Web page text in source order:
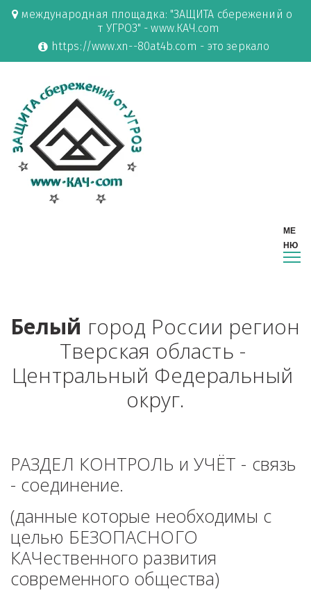
международная площадка: "ЗАЩИТА сбережений о
т УГРОЗ" - www.КАЧ.com
https://www.xn--80at4b.com - это зеркало
Белый город России регион
Тверская область -
Центральный Федеральный
округ.
РАЗДЕЛ КОНТРОЛЬ и УЧЁТ - связь
- соединение.
(данные которые необходимы с
целью БЕЗОПАСНОГО
КАЧественного развития
современного общества)